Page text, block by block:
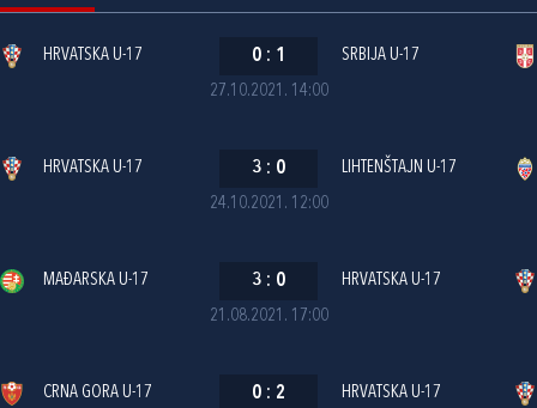
27.10.2021. 14:00
HRVATSKA U-17 0 : 1 SRBIJA U-17
24.10.2021. 12:00
HRVATSKA U-17 3 : 0 LIHTENŠTAJN U-17
21.08.2021. 17:00
MAĐARSKA U-17 3 : 0 HRVATSKA U-17
CRNA GORA U-17 0 : 2 HRVATSKA U-17